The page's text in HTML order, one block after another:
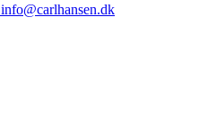
info@carlhansen.dk